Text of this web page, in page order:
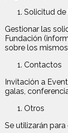
Solicitud
Gestionar las
Fundación
sobre los
Contactos
Invitación a
galas,
Otros
Se utilizarán